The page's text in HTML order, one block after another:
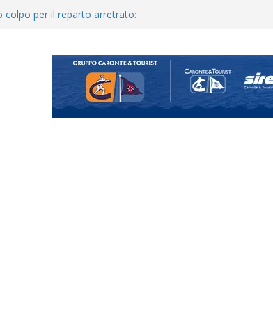
colpo per il reparto arretrato:
il ritiro di Cascia: intensità e
chiama questa piazza non
D»
Tourè è un nuovo